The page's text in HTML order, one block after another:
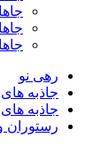
رهی نو
جاذبه
جاذبه‌
رستوران